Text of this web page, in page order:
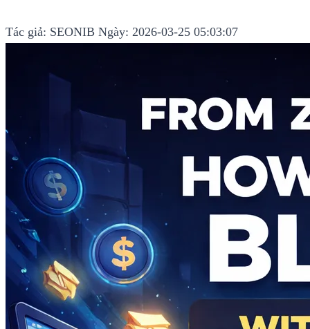
Tác giả: SEONIB Ngày: 2026-03-25 05:03:07